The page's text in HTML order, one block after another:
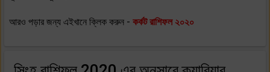
আরও পড়ার জন্য এইখানে ক্লিক করুন - কর্কট রাশিফল ২০২০